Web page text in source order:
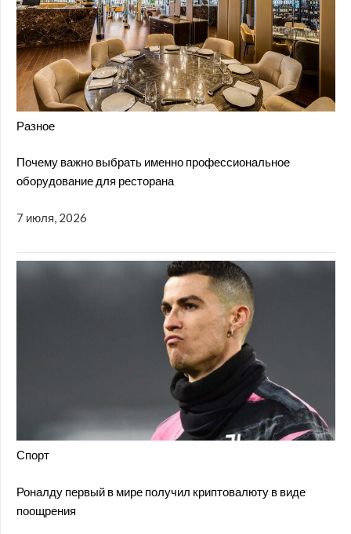
Разное
Почему важно выбрать именно профессиональное
оборудование для ресторана
7 июля, 2026
Спорт
Роналду первый в мире получил криптовалюту в виде
поощрения